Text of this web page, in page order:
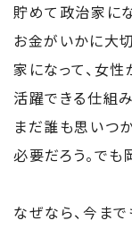
貯めて政治家にな
お金がいかに大
家になって、女性
活躍できる仕組
まだ誰も思いつ
必要だろう。で
なぜなら、今ま